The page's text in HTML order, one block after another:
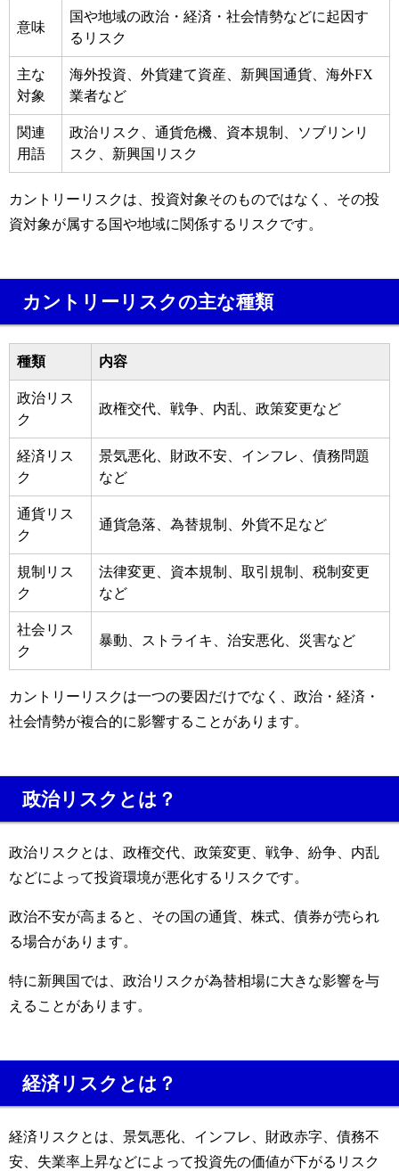
意味
国や地域の政治・経済・社会情勢などに起因す
るリスク
主な
対象
海外投資、外貨建て資産、新興国通貨、海外FX
業者など
関連
用語
政治リスク、通貨危機、資本規制、ソブリンリ
スク、新興国リスク
カントリーリスクは、投資対象そのものではなく、その投
資対象が属する国や地域に関係するリスクです。
カントリーリスクの主な種類
種類 内容
政治リス
ク
政権交代、戦争、内乱、政策変更など
経済リス
ク
景気悪化、財政不安、インフレ、債務問題
など
通貨リス
ク
通貨急落、為替規制、外貨不足など
規制リス
ク
法律変更、資本規制、取引規制、税制変更
など
社会リス
ク
暴動、ストライキ、治安悪化、災害など
カントリーリスクは一つの要因だけでなく、政治・経済・
社会情勢が複合的に影響することがあります。
政治リスクとは？
政治リスクとは、政権交代、政策変更、戦争、紛争、内乱
などによって投資環境が悪化するリスクです。
政治不安が高まると、その国の通貨、株式、債券が売られ
る場合があります。
特に新興国では、政治リスクが為替相場に大きな影響を与
えることがあります。
経済リスクとは？
経済リスクとは、景気悪化、インフレ、財政赤字、債務不
安、失業率上昇などによって投資先の価値が下がるリスク